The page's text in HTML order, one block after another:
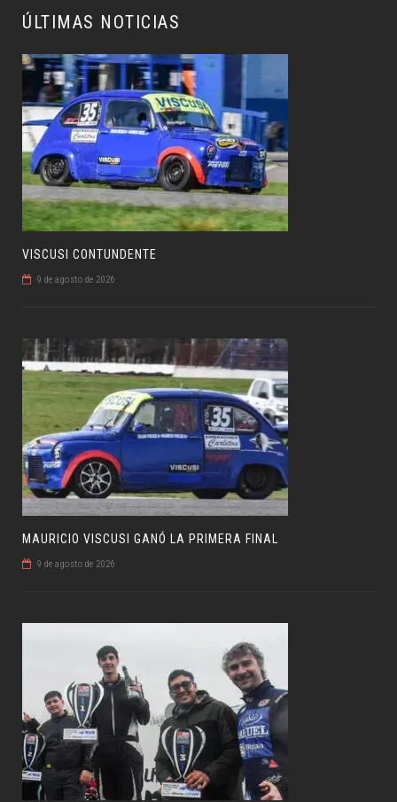
ÚLTIMAS NOTICIAS
VISCUSI CONTUNDENTE
9 de agosto de 2026
MAURICIO VISCUSI GANÓ LA PRIMERA FINAL
9 de agosto de 2026